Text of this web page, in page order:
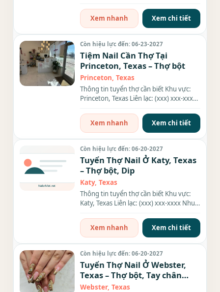
Xem nhanh
Xem chi tiết
Còn hiệu lực đến: 06-23-2027
Tiệm Nail Cần Thợ Tại
Princeton, Texas – Thợ bột
Princeton, Texas
Thông tin tuyển thợ cần biết Khu vực:
Princeton, Texas Liên lạc: (xxx) xxx-xxxx
Xem nhanh
Xem chi tiết
Còn hiệu lực đến: 06-20-2027
Tuyển Thợ Nail Ở Katy, Texas
– Thợ bột, Dip
Katy, Texas
Thông tin tuyển thợ cần biết Khu vực:
Katy, Texas Liên lạc: (xxx) xxx-xxxx Nhu
Xem nhanh
Xem chi tiết
Còn hiệu lực đến: 06-20-2027
Tuyển Thợ Nail Ở Webster,
Texas – Thợ bột, Tay chân
nước, Gel
Webster, Texas